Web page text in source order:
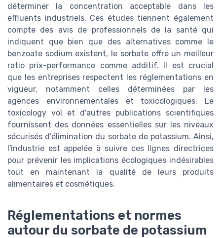
déterminer la concentration acceptable dans les
effluents industriels. Ces études tiennent également
compte des avis de professionnels de la santé qui
indiquent que bien que des alternatives comme le
benzoate sodium existent, le sorbate offre un meilleur
ratio prix-performance comme additif. Il est crucial
que les entreprises respectent les réglementations en
vigueur, notamment celles déterminées par les
agences environnementales et toxicologiques. Le
toxicology vol et d'autres publications scientifiques
fournissent des données essentielles sur les niveaux
sécurisés d'élimination du sorbate de potassium. Ainsi,
l'industrie est appelée à suivre ces lignes directrices
pour prévenir les implications écologiques indésirables
tout en maintenant la qualité de leurs produits
alimentaires et cosmétiques.
Réglementations et normes
autour du sorbate de potassium